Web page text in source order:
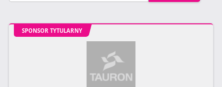
SPONSOR TYTULARNY